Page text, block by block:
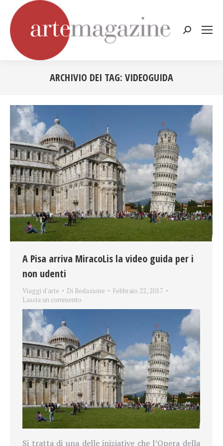
Cerca:
ARCHIVIO DEI TAG: VIDEOGUIDA
A Pisa arriva MiracoLis la video guida per i
non udenti
Viaggi d'arte Di Redazione
Febbraio 22, 2017
Lascia un commento
Si tratta di una delle iniziative che l’Opera della